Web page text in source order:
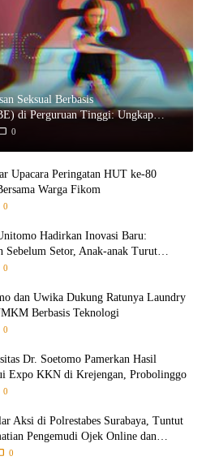
Seksual Berbasis
di Perguruan Tinggi: Ungkap
Institusional.
0
Upacara Peringatan HUT ke-80
Warga Fikom
0
Hadirkan Inovasi Baru:
Sebelum Setor, Anak-anak Turut
Edukatif di Desa Tanjungsari
0
dan Uwika Dukung Ratunya Laundry
Berbasis Teknologi
0
Dr. Soetomo Pamerkan Hasil
Expo KKN di Krejengan, Probolinggo
0
Aksi di Polrestabes Surabaya, Tuntut
Ojek Online dan
Demonstran
0